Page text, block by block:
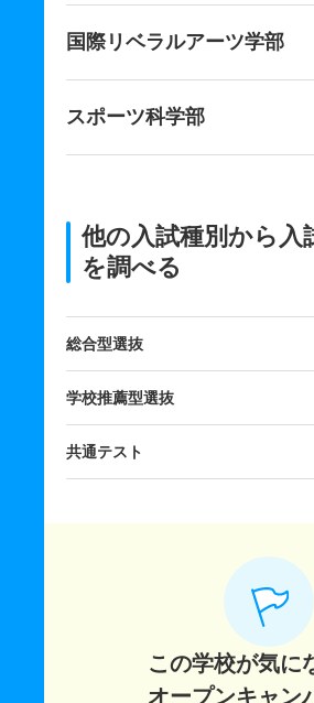
国際リベラルアーツ学部
スポーツ科学部
他の入試種別から入
を調べる
総合型選抜
学校推薦型選抜
共通テスト
この学校が気に
オープンキャン